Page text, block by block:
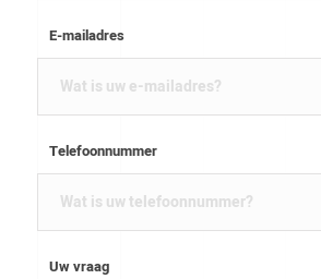
E-mailadres
Telefoonnummer
Uw vraag